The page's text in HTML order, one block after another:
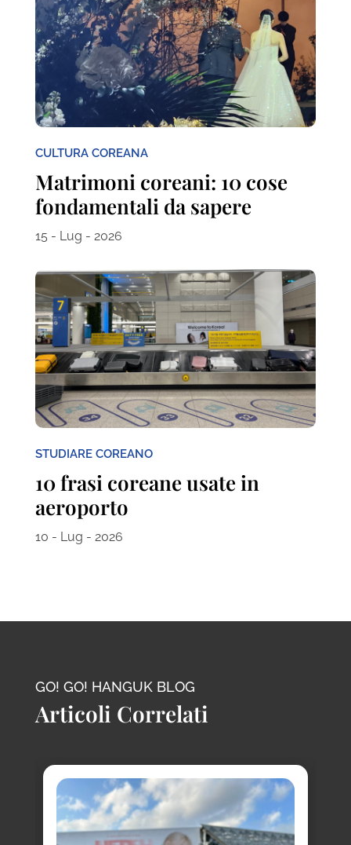
CULTURA COREANA
Matrimoni coreani: 10 cose
fondamentali da sapere
15 - Lug - 2026
STUDIARE COREANO
10 frasi coreane usate in
aeroporto
10 - Lug - 2026
GO! GO! HANGUK BLOG
Articoli Correlati